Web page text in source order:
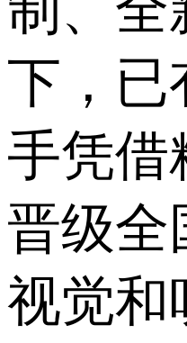
下，已
手凭借
晋级全
视觉和